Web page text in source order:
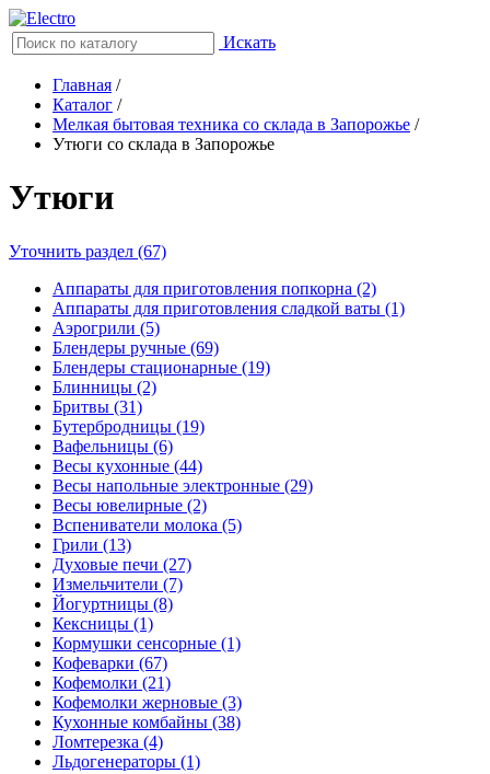
Искать
Главная /
Каталог /
Мелкая бытовая техника со склада в Запорожье /
Утюги со склада в Запорожье
Утюги
Уточнить раздел (67)
Аппараты для приготовления попкорна (2)
Аппараты для приготовления сладкой ваты (1)
Аэрогрили (5)
Блендеры ручные (69)
Блендеры стационарные (19)
Блинницы (2)
Бритвы (31)
Бутербродницы (19)
Вафельницы (6)
Весы кухонные (44)
Весы напольные электронные (29)
Весы ювелирные (2)
Вспениватели молока (5)
Грили (13)
Духовые печи (27)
Измельчители (7)
Йогуртницы (8)
Кексницы (1)
Кормушки сенсорные (1)
Кофеварки (67)
Кофемолки (21)
Кофемолки жерновые (3)
Кухонные комбайны (38)
Ломтерезка (4)
Льдогенераторы (1)